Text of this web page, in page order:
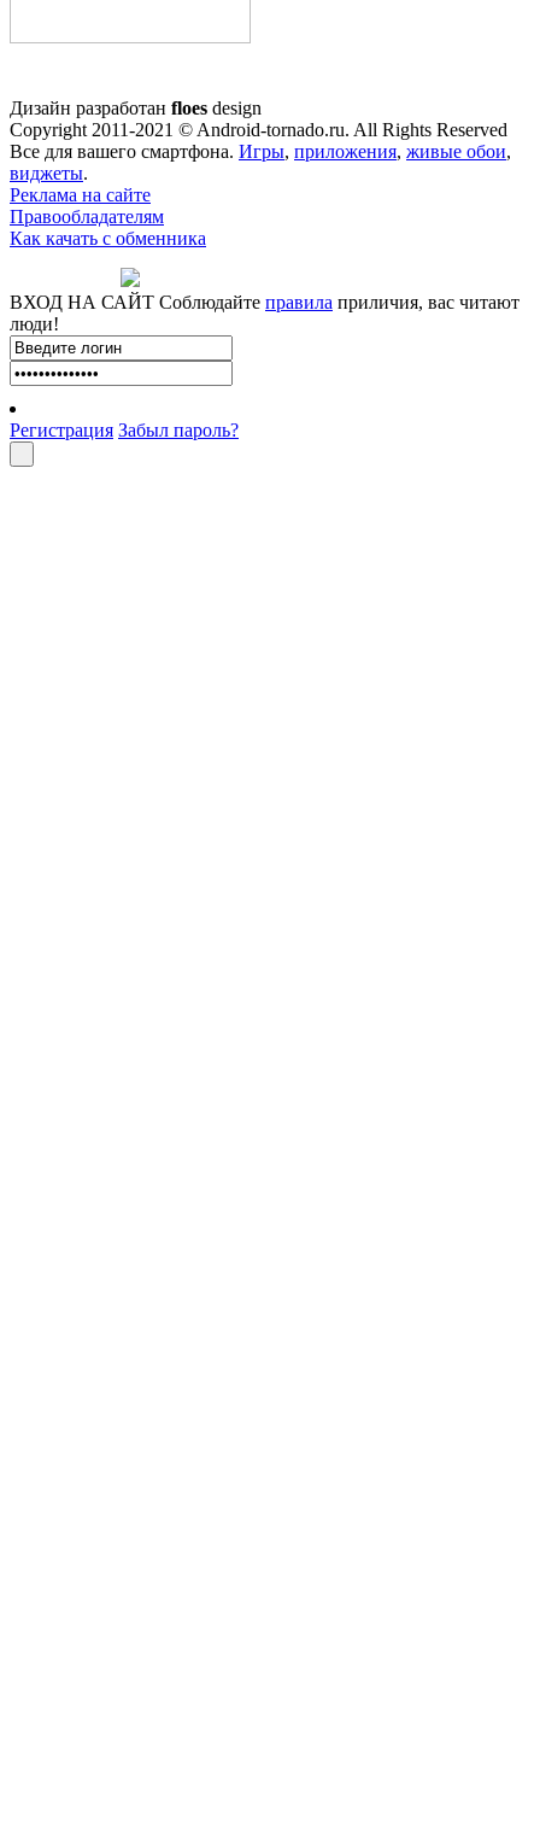
Дизайн разработан floes design
Copyright 2011-2021 © Android-tornado.ru. All Rights Reserved
Все для вашего смартфона. Игры, приложения, живые обои,
виджеты.
Реклама на сайте
Правообладателям
Как качать с обменника
ВХОД НА САЙТ Соблюдайте правила приличия, вас читают
люди!
Регистрация Забыл пароль?